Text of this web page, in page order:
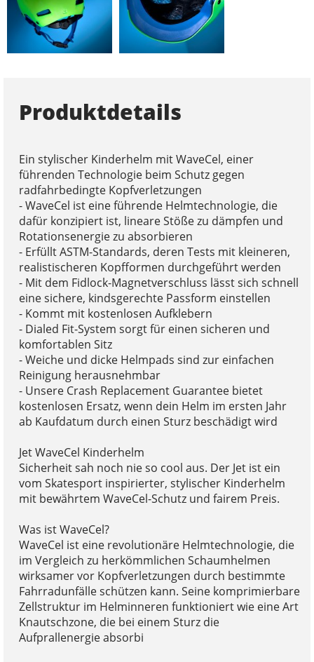
Produktdetails
Ein stylischer Kinderhelm mit WaveCel, einer
führenden Technologie beim Schutz gegen
radfahrbedingte Kopfverletzungen
- WaveCel ist eine führende Helmtechnologie, die
dafür konzipiert ist, lineare Stöße zu dämpfen und
Rotationsenergie zu absorbieren
- Erfüllt ASTM-Standards, deren Tests mit kleineren,
realistischeren Kopfformen durchgeführt werden
- Mit dem Fidlock-Magnetverschluss lässt sich schnell
eine sichere, kindsgerechte Passform einstellen
- Kommt mit kostenlosen Aufklebern
- Dialed Fit-System sorgt für einen sicheren und
komfortablen Sitz
- Weiche und dicke Helmpads sind zur einfachen
Reinigung herausnehmbar
- Unsere Crash Replacement Guarantee bietet
kostenlosen Ersatz, wenn dein Helm im ersten Jahr
ab Kaufdatum durch einen Sturz beschädigt wird
Jet WaveCel Kinderhelm
Sicherheit sah noch nie so cool aus. Der Jet ist ein
vom Skatesport inspirierter, stylischer Kinderhelm
mit bewährtem WaveCel-Schutz und fairem Preis.
Was ist WaveCel?
WaveCel ist eine revolutionäre Helmtechnologie, die
im Vergleich zu herkömmlichen Schaumhelmen
wirksamer vor Kopfverletzungen durch bestimmte
Fahrradunfälle schützen kann. Seine komprimierbare
Zellstruktur im Helminneren funktioniert wie eine Art
Knautschzone, die bei einem Sturz die
Aufprallenergie absorbi